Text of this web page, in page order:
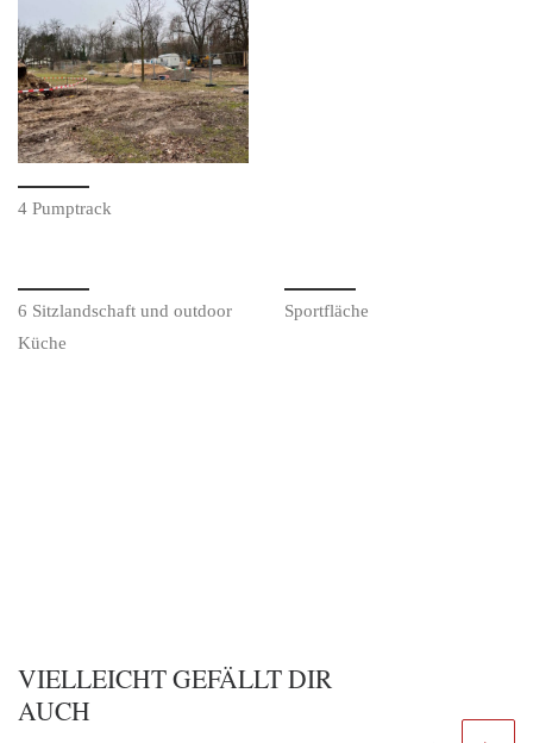
4 Pumptrack
6 Sitzlandschaft und outdoor
Küche
Sportfläche
VIELLEICHT GEFÄLLT DIR
AUCH